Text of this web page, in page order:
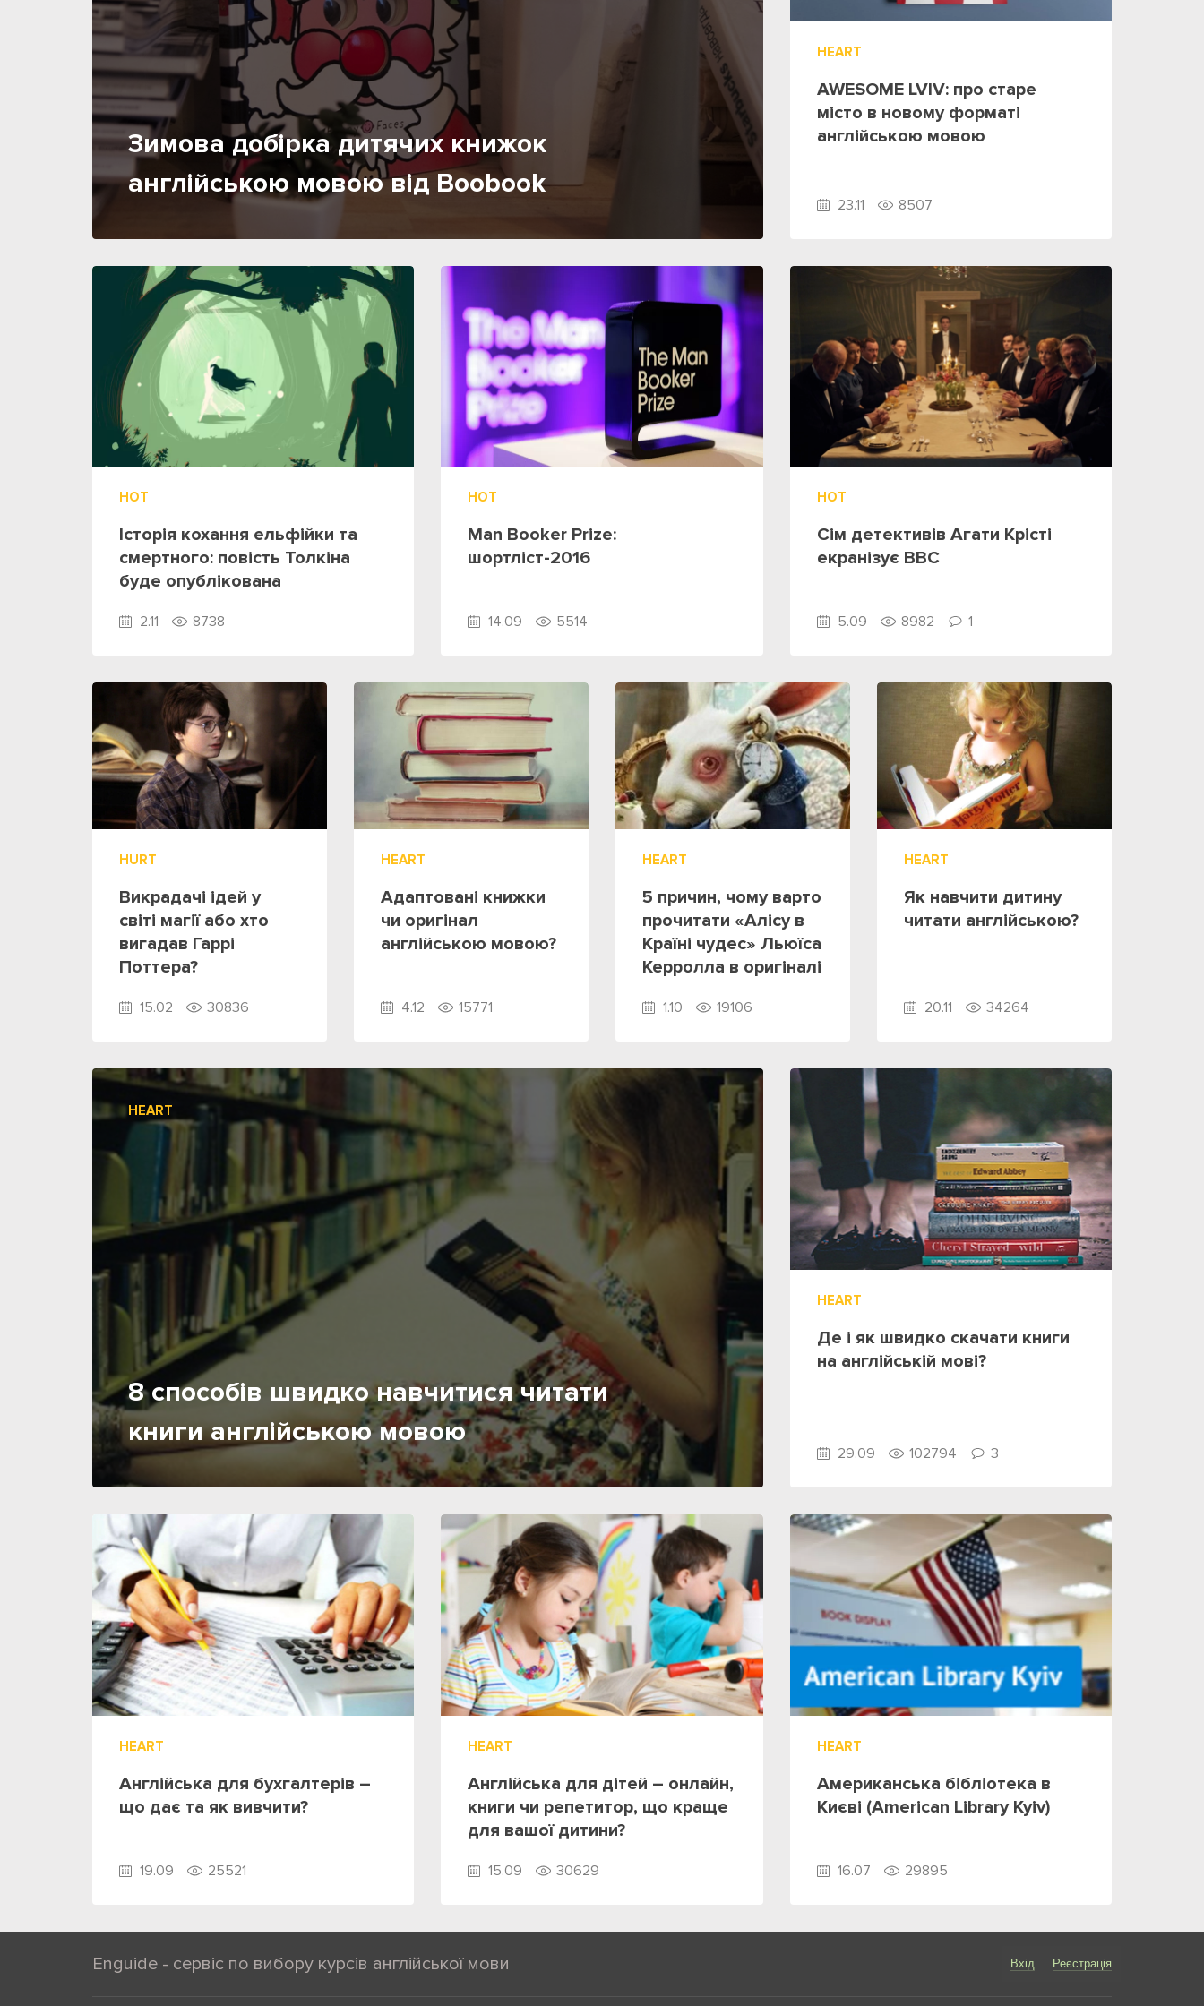
Зимова добірка дитячих книжок
англійською мовою від Boobook
HEART
AWESOME LVIV: про старе
місто в новому форматі
англійською мовою
23.11 8507
HOT
Історія кохання ельфійки та
смертного: повість Толкіна
буде опублікована
2.11 8738
HOT
Man Booker Prize:
шортліст-2016
14.09 5514
HOT
Сім детективів Агати Крісті
екранізує BBC
5.09 8982 1
HURT
Викрадачі ідей у
світі магії або хто
вигадав Гаррі
Поттера?
15.02 30836
HEART
Адаптовані книжки
чи оригінал
англійською мовою?
4.12 15771
HEART
5 причин, чому варто
прочитати «Алісу в
Країні чудес» Льюїса
Керролла в оригіналі
1.10 19106
HEART
Як навчити дитину
читати англійською?
20.11 34264
HEART
8 способів швидко навчитися читати
книги англійською мовою
HEART
Де і як швидко скачати книги
на англійській мові?
29.09 102794 3
HEART
Англійська для бухгалтерів –
що дає та як вивчити?
19.09 25521
HEART
Англійська для дітей – онлайн,
книги чи репетитор, що краще
для вашої дитини?
15.09 30629
HEART
Американська бібліотека в
Києві (American Library Kyiv)
16.07 29895
Enguide - сервіс по вибору курсів англійської мови Вхід Реєстрація